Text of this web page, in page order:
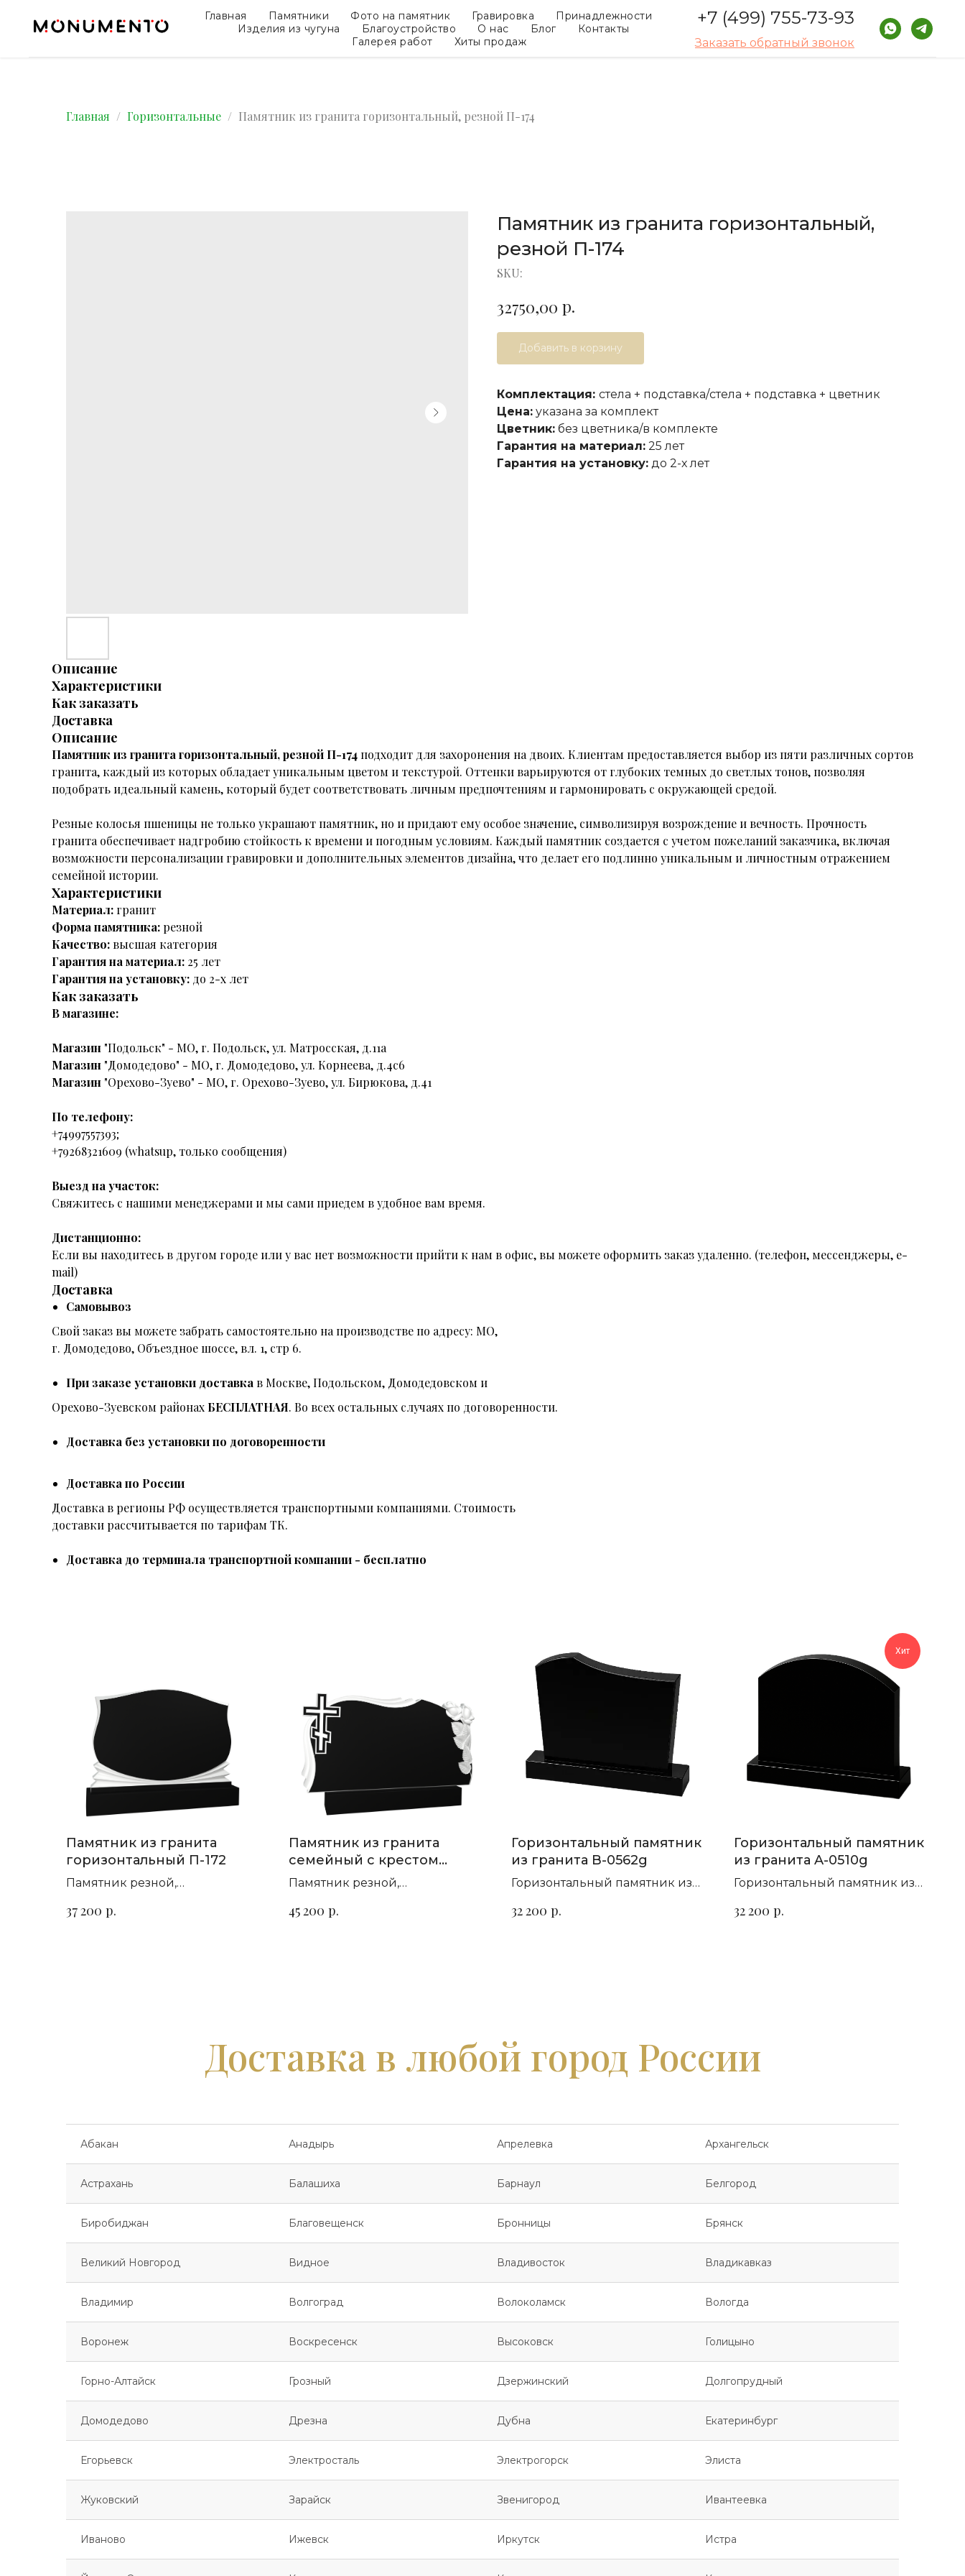
Главная Памятники Фото на памятник Гравировка
Принадлежности
Изделия из чугуна
Благоустройство О нас Блог
Контакты
Галерея работ
Хиты продаж
+7 (499) 755-73-93
Заказать обратный звонок
Главная Горизонтальные Памятник из гранита горизонтальный, резной П-174
Памятник из гранита горизонтальный,
резной П-174
SKU:
32750,00 р.
Добавить в корзину
Комплектация: стела + подставка/стела + подставка + цветник
Цена: указана за комплект
Цветник: без цветника/в комплекте
Гарантия на материал: 25 лет
Гарантия на установку: до 2-х лет
Описание
Характеристики
Как заказать
Доставка
Описание
Памятник из гранита горизонтальный, резной П-174 подходит для захоронения на двоих. Клиентам предоставляется выбор из пяти различных сортов
гранита, каждый из которых обладает уникальным цветом и текстурой. Оттенки варьируются от глубоких темных до светлых тонов, позволяя
подобрать идеальный камень, который будет соответствовать личным предпочтениям и гармонировать с окружающей средой.
Резные колосья пшеницы не только украшают памятник, но и придают ему особое значение, символизируя возрождение и вечность. Прочность
гранита обеспечивает надгробию стойкость к времени и погодным условиям. Каждый памятник создается с учетом пожеланий заказчика, включая
возможности персонализации гравировки и дополнительных элементов дизайна, что делает его подлинно уникальным и личностным отражением
семейной истории.
Характеристики
Материал: гранит
Форма памятника: резной
Качество: высшая категория
Гарантия на материал: 25 лет
Гарантия на установку: до 2-х лет
Как заказать
В магазине:
Магазин "Подольск" - МО, г. Подольск, ул. Матросская, д.11а
Магазин "Домодедово" - МО, г. Домодедово, ул. Корнеева, д.4с6
Магазин "Орехово-Зуево" - МО, г. Орехово-Зуево, ул. Бирюкова, д.41
По телефону:
+74997557393;
+79268321609 (whatsup, только сообщения)
Выезд на участок:
Свяжитесь с нашими менеджерами и мы сами приедем в удобное вам время.
Дистанционно:
Если вы находитесь в другом городе или у вас нет возможности прийти к нам в офис, вы можете оформить заказ удаленно. (телефон, мессенджеры, e-
mail)
Доставка
Самовывоз
Свой заказ вы можете забрать самостоятельно на производстве по адресу: МО,
г. Домодедово, Объездное шоссе, вл. 1, стр 6.
При заказе установки доставка в Москве, Подольском, Домодедовском и
Орехово-Зуевском районах БЕСПЛАТНАЯ. Во всех остальных случаях по договоренности.
Доставка без установки по договоренности
Доставка по России
Доставка в регионы РФ осуществляется транспортными компаниями. Стоимость
доставки рассчитывается по тарифам ТК.
Доставка до терминала транспортной компании - бесплатно
Памятник из гранита
горизонтальный П-172
Памятник резной,
на выбор
37 200 р.
Памятник из гранита
семейный с крестом
П-450
Памятник резной,
на выбор
45 200 р.
Горизонтальный памятник
из гранита B-0562g
Горизонтальный памятник из
захоронения
32 200 р.
Хит
Горизонтальный памятник
из гранита A-0510g
Горизонтальный памятник из
захоронения
32 200 р.
Доставка в любой город России
Абакан Анадырь Апрелевка Архангельск
Астрахань Балашиха Барнаул Белгород
Биробиджан Благовещенск Бронницы Брянск
Великий Новгород Видное Владивосток Владикавказ
Владимир Волгоград Волоколамск Вологда
Воронеж Воскресенск Высоковск Голицыно
Горно-Алтайск Грозный Дзержинский Долгопрудный
Домодедово Дрезна Дубна Екатеринбург
Егорьевск Электросталь Электрогорск Элиста
Жуковский Зарайск Звенигород Ивантеевка
Иваново Ижевск Иркутск Истра